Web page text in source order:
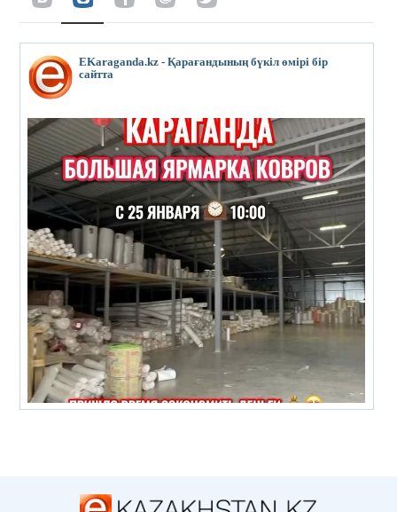
EKaraganda.kz - Қарағандының бүкіл өмірі бір
сайтта